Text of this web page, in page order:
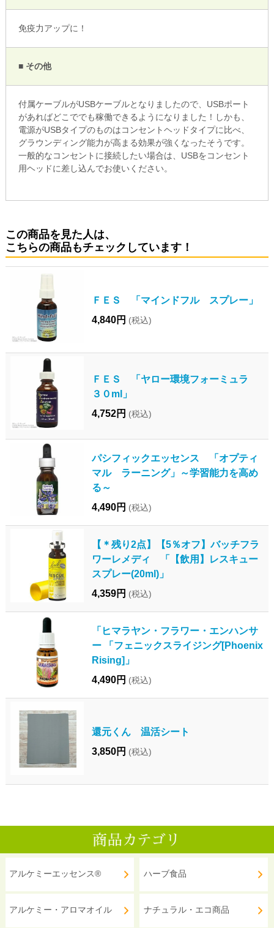
免疫力アップに！
■ その他
付属ケーブルがUSBケーブルとなりましたので、USBポート
があればどこででも稼働できるようになりました！しかも、
電源がUSBタイプのものはコンセントヘッドタイプに比べ、
グラウンディング能力が高まる効果が強くなったそうです。
一般的なコンセントに接続したい場合は、USBをコンセント
用ヘッドに差し込んでお使いください。
この商品を見た人は、
こちらの商品もチェックしています！
ＦＥＳ 「マインドフル スプレー」
4,840円 (税込)
ＦＥＳ 「ヤロー環境フォーミュラ
３０ml」
4,752円 (税込)
パシフィックエッセンス 「オプティ
マル ラーニング」～学習能力を高め
る～
4,490円 (税込)
【＊残り2点】【5％オフ】バッチフラ
ワーレメディ 「【飲用】レスキュー
スプレー(20ml)」
4,359円 (税込)
「ヒマラヤン・フラワー・エンハンサ
ー 「フェニックスライジング[Phoenix
Rising]」
4,490円 (税込)
還元くん 温活シート
3,850円 (税込)
アルケミーエッセンス®
アルケミー・アロマオイル
ハーブ食品
ナチュラル・エコ商品